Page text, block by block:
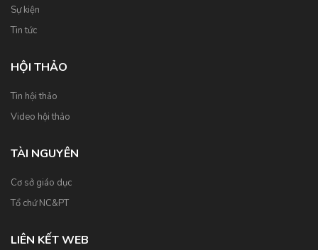
Sự kiện
Tin tức
HỘI THẢO
Tin hội thảo
Video hội thảo
TÀI NGUYÊN
Cơ sở giáo dục
Tổ chứ NC&PT
LIÊN KẾT WEB